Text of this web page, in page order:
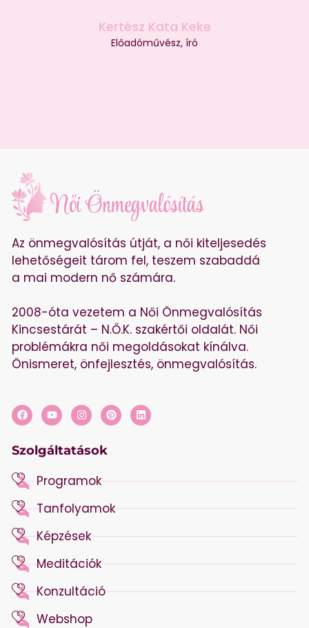
Kertész Kata Keke
Előadóművész, író
Az önmegvalósítás útját, a női kiteljesedés
lehetőségeit tárom fel, teszem szabaddá
a mai modern nő számára.
2008-óta vezetem a Női Önmegvalósítás
Kincsestárát – N.Ő.K. szakértői oldalát. Női
problémákra női megoldásokat kínálva.
Önismeret, önfejlesztés, önmegvalósítás.
Szolgáltatások
Programok
Tanfolyamok
Képzések
Meditációk
Konzultáció
Webshop